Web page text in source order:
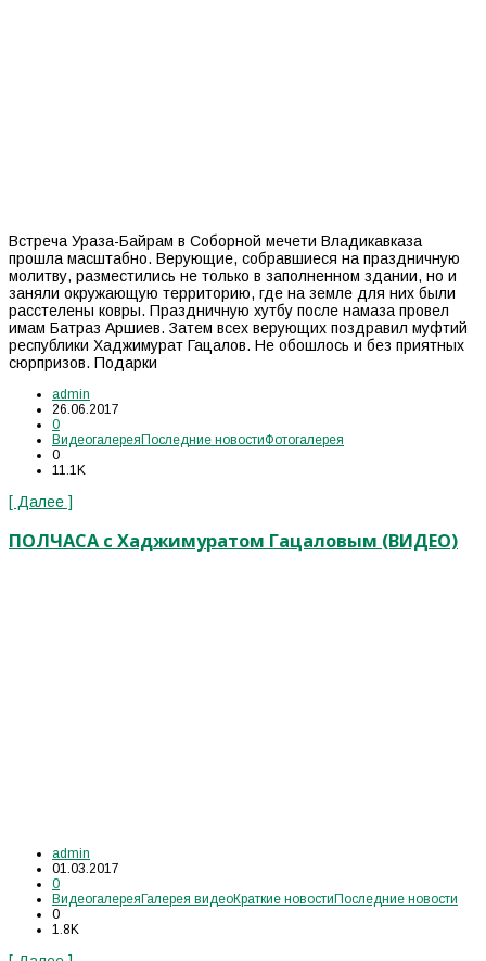
Встреча Ураза-Байрам в Соборной мечети Владикавказа
прошла масштабно. Верующие, собравшиеся на праздничную
молитву, разместились не только в заполненном здании, но и
заняли окружающую территорию, где на земле для них были
расстелены ковры. Праздничную хутбу после намаза провел
имам Батраз Аршиев. Затем всех верующих поздравил муфтий
республики Хаджимурат Гацалов. Не обошлось и без приятных
сюрпризов. Подарки
admin
26.06.2017
0
Видеогалерея Последние новостиФотогалерея
0
11.1K
[ Далее ]
ПОЛЧАСА с Хаджимуратом Гацаловым (ВИДЕО)
admin
01.03.2017
0
Видеогалерея Галерея видеоКраткие новости Последние новости
0
1.8K